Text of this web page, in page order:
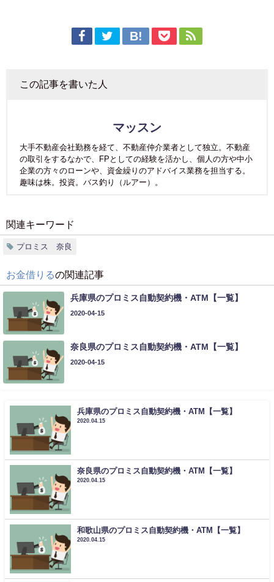
この記事を書いた人
マッスン
大手不動産会社勤務を経て、不動産仲介業者として独立。不動産
の取引をするなかで、FPとしての経験を活かし、個人の方や中小
企業の方々のローンや、資金繰りのアドバイス業務を担当する。
趣味は株。投資。バス釣り（ルアー）。
関連キーワード
プロミス 奈良
お金借りるの関連記事
兵庫県のプロミス自動契約機・ATM【一覧】
2020-04-15
奈良県のプロミス自動契約機・ATM【一覧】
2020-04-15
兵庫県のプロミス自動契約機・ATM【一覧】
2020.04.15
奈良県のプロミス自動契約機・ATM【一覧】
2020.04.15
和歌山県のプロミス自動契約機・ATM【一覧】
2020.04.15